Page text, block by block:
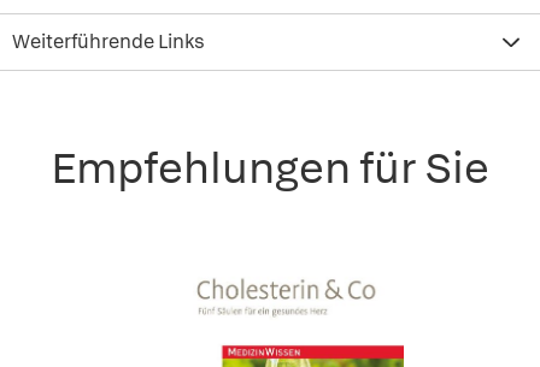
Weiterführende Links
Empfehlungen für Sie